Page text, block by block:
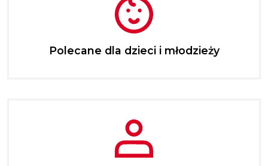
Polecane dla dzieci i młodzieży